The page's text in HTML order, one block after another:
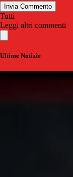
Invia Commento
Tutti
Leggi altri commenti
Ultime Notizie